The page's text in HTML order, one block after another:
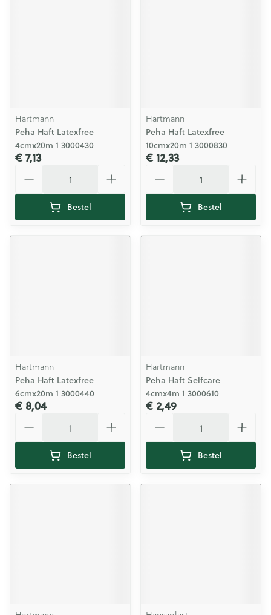
Hartmann
Peha Haft Latexfree
4cmx20m 1 3000430
€ 7,13
Bestel
Hartmann
Peha Haft Latexfree
10cmx20m 1 3000830
€ 12,33
Bestel
Hartmann
Peha Haft Latexfree
6cmx20m 1 3000440
€ 8,04
Bestel
Hartmann
Peha Haft Selfcare
4cmx4m 1 3000610
€ 2,49
Bestel